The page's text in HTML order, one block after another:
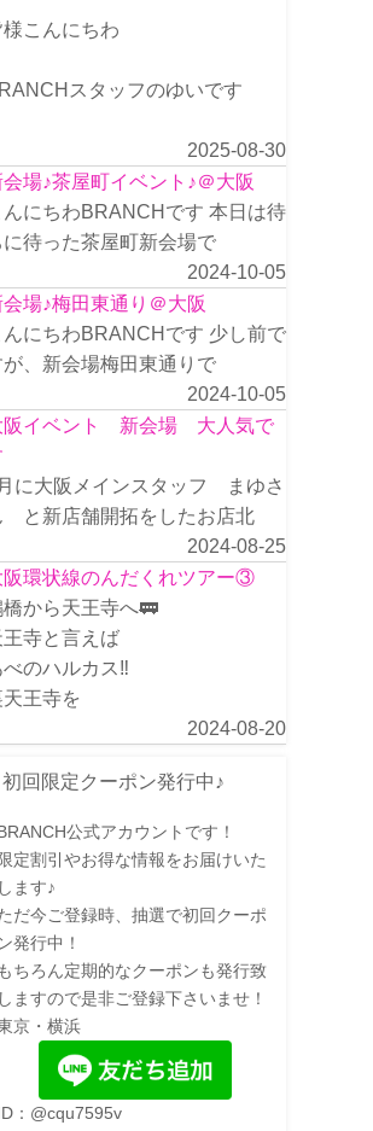
様こんにちわ
スタッフのゆいです
2025-08-30
会場♪茶屋町イベント♪＠大阪
んにちわBRANCHです 本日は待
に待った茶屋町新会場で
2024-10-05
会場♪梅田東通り＠大阪
んにちわBRANCHです 少し前で
が、新会場梅田東通りで
2024-10-05
阪イベント 新会場 大人気で
に大阪メインスタッフ まゆさ
と新店舗開拓をしたお店北
2024-08-25
阪環状線のんだくれツアー③
橋から天王寺へ🚃
王寺と言えば
べのハルカス‼️
天王寺を
2024-08-20
初回限定クーポン発行中♪
公式アカウントです！
限定割引やお得な情報をお届けいた
します♪
だ今ご登録時、抽選で初回クーポ
ン発行中！
もちろん定期的なクーポンも発行致
しますので是非ご登録下さいませ！
京・横浜
ID：@cqu7595v